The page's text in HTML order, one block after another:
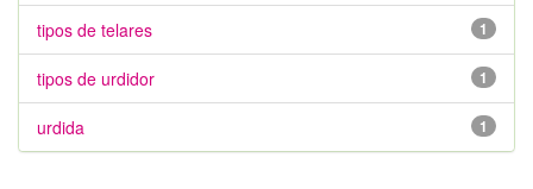
1
tipos de telares
1
tipos de urdidor
1
urdida